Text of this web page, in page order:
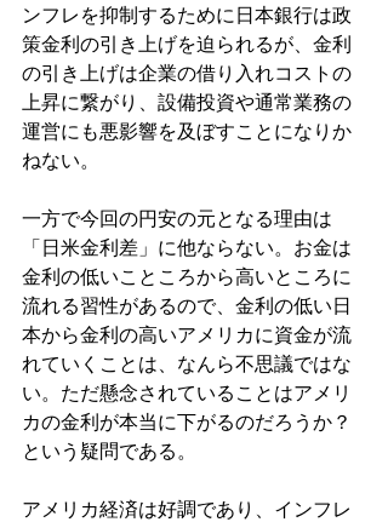
ンフレを抑制するために日本銀行は政
策金利の引き上げを迫られるが、金利
の引き上げは企業の借り入れコストの
上昇に繋がり、設備投資や通常業務の
運営にも悪影響を及ぼすことになりか
ねない。
一方で今回の円安の元となる理由は
「日米金利差」に他ならない。お金は
金利の低いこところから高いところに
流れる習性があるので、金利の低い日
本から金利の高いアメリカに資金が流
れていくことは、なんら不思議ではな
い。ただ懸念されていることはアメリ
カの金利が本当に下がるのだろうか？
という疑問である。
アメリカ経済は好調であり、インフレ